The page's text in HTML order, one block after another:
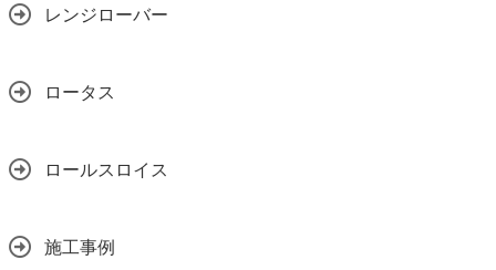
レンジローバー
ロータス
ロールスロイス
施工事例